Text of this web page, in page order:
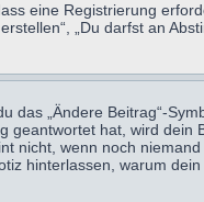
eine Registrierung
„Du darfst an
das „Ändere Beitrag“-
geantwortet hat, wird dein
nicht, wenn noch
hinterlassen, warum dein